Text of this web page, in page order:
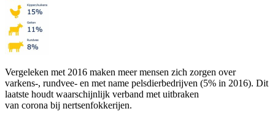
Vergeleken met 2016 maken meer mensen zich zorgen over
varkens-, rundvee- en met name pelsdierbedrijven (5% in 2016). Dit
laatste houdt waarschijnlijk verband met uitbraken
van corona bij nertsenfokkerijen.